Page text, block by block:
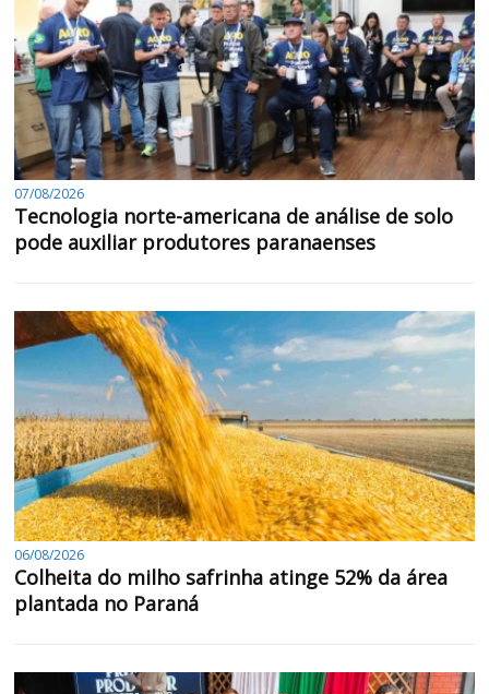
07/08/2026
Tecnologia norte-americana de análise de solo
pode auxiliar produtores paranaenses
06/08/2026
Colheita do milho safrinha atinge 52% da área
plantada no Paraná